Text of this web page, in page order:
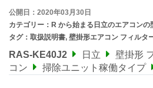
公開日：2020年03月30日
カテゴリー： R から始まる日立のエアコンの
タグ： 取扱説明書, 壁掛形エアコン フィルタ
RAS-KE40J2 日立
壁掛形
コン
掃除ユニット稼働タイプ